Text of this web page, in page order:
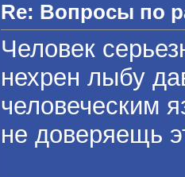
Re: Вопросы по
Человек
нехрен лыбу
человеческим
не доверяещь